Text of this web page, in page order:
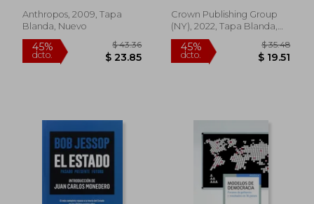
Anthropos, 2009, Tapa
Blanda, Nuevo
Crown Publishing Group
(NY), 2022, Tapa Blanda,
Nuevo